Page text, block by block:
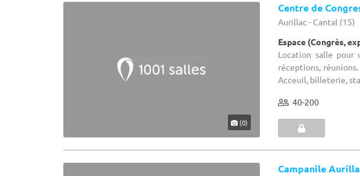
(0)
Centre de
Aurillac - Cantal (15)
Espace (Congrès,
Location salle pour
réceptions, réunions.
Acceuil, billeterie,
40-200
Campanile